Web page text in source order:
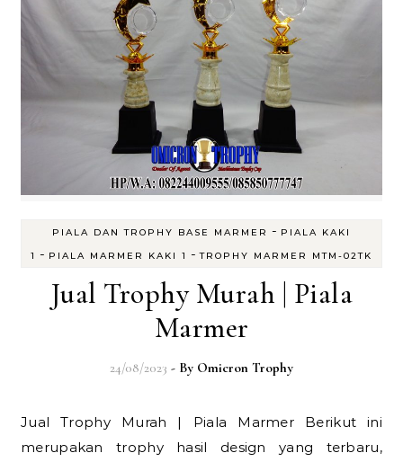
PIALA DAN TROPHY BASE MARMER - PIALA KAKI
1
- PIALA MARMER KAKI 1 -TROPHY MARMER MTM-02TK
Jual Trophy Murah | Piala
Marmer
24/08/2023 - By Omicron Trophy
Jual Trophy Murah | Piala Marmer Berikut ini
merupakan trophy hasil design yang terbaru,